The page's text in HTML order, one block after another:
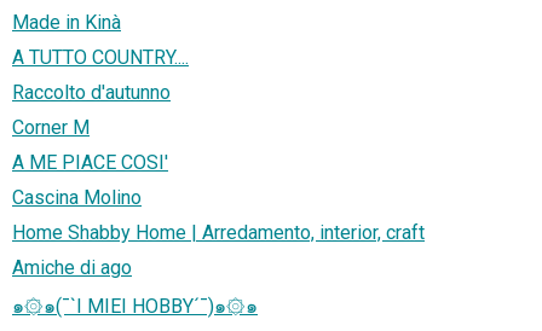
Made in Kinà
A TUTTO COUNTRY....
Raccolto d'autunno
Corner M
A ME PIACE COSI'
Cascina Molino
Home Shabby Home | Arredamento, interior, craft
Amiche di ago
๑۞๑(¯`I MIEI HOBBY´¯)๑۞๑